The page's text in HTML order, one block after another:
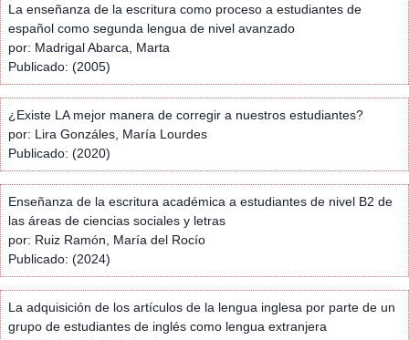
La enseñanza de la escritura como proceso a estudiantes de
español como segunda lengua de nivel avanzado
por: Madrigal Abarca, Marta
Publicado: (2005)
¿Existe LA mejor manera de corregir a nuestros estudiantes?
por: Lira Gonzáles, María Lourdes
Publicado: (2020)
Enseñanza de la escritura académica a estudiantes de nivel B2 de
las áreas de ciencias sociales y letras
por: Ruiz Ramón, María del Rocío
Publicado: (2024)
La adquisición de los artículos de la lengua inglesa por parte de un
grupo de estudiantes de inglés como lengua extranjera